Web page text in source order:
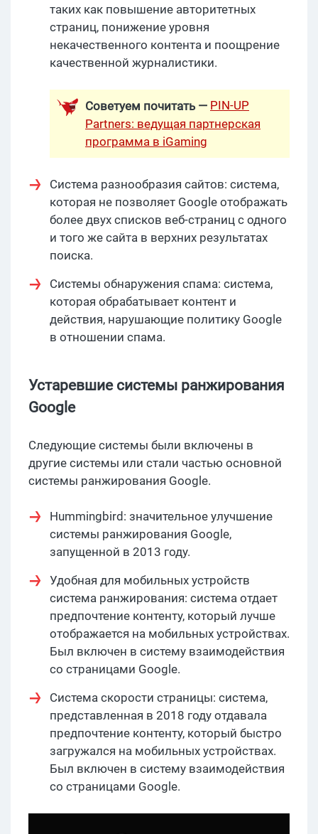
таких как повышение авторитетных
страниц, понижение уровня
некачественного контента и поощрение
качественной журналистики.
Советуем почитать — PIN-UP
Partners: ведущая партнерская
программа в iGaming
Система разнообразия сайтов: система,
которая не позволяет Google отображать
более двух списков веб-страниц с одного
и того же сайта в верхних результатах
поиска.
Системы обнаружения спама: система,
которая обрабатывает контент и
действия, нарушающие политику Google
в отношении спама.
Устаревшие системы ранжирования
Google
Следующие системы были включены в
другие системы или стали частью основной
системы ранжирования Google.
Hummingbird: значительное улучшение
системы ранжирования Google,
запущенной в 2013 году.
Удобная для мобильных устройств
система ранжирования: система отдает
предпочтение контенту, который лучше
отображается на мобильных устройствах.
Был включен в систему взаимодействия
со страницами Google.
Система скорости страницы: система,
представленная в 2018 году отдавала
предпочтение контенту, который быстро
загружался на мобильных устройствах.
Был включен в систему взаимодействия
со страницами Google.